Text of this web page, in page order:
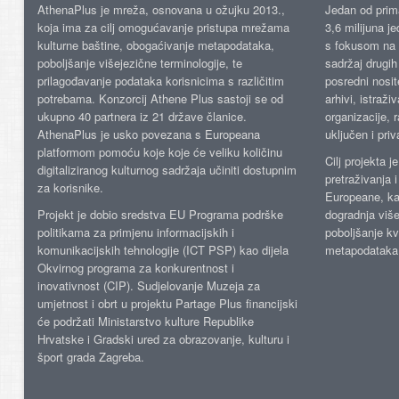
AthenaPlus je mreža, osnovana u ožujku 2013.,
koja ima za cilj omogućavanje pristupa mrežama
kulturne baštine, obogaćivanje metapodataka,
poboljšanje višejezične terminologije, te
prilagođavanje podataka korisnicima s različitim
potrebama. Konzorcij Athene Plus sastoji se od
ukupno 40 partnera iz 21 države članice.
AthenaPlus je usko povezana s Europeana
platformom pomoću koje koje će veliku količinu
digitaliziranog kulturnog sadržaja učiniti dostupnim
za korisnike.
Projekt je dobio sredstva EU Programa podrške
politikama za primjenu informacijskih i
komunikacijskih tehnologije (ICT PSP) kao dijela
Okvirnog programa za konkurentnost i
inovativnost (CIP). Sudjelovanje Muzeja za
umjetnost i obrt u projektu Partage Plus financijski
će podržati Ministarstvo kulture Republike
Hrvatske i Gradski ured za obrazovanje, kulturu i
šport grada Zagreba.
Jedan od
3,6 milijuna
s fokusom
sadržaj
posredni
arhivi,
organizacije,
uključen i
Cilj projekta
pretraživanja
Europeane,
dogradnja
poboljšanje